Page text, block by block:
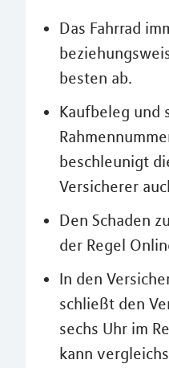
Das Fahrrad
besten ab.
Kaufbeleg und
beschleunigt
Versicherer
Den Schaden
der Regel
In den
schließt den
sechs Uhr im
kann